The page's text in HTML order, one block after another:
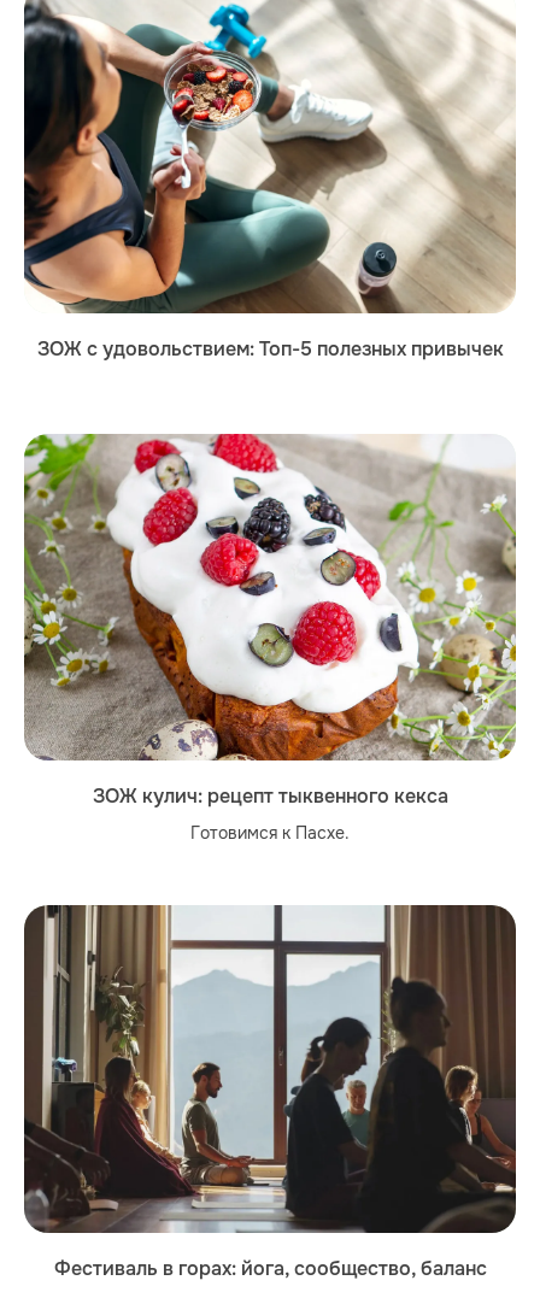
ЗОЖ с удовольствием: Топ-5 полезных привычек
ЗОЖ кулич: рецепт тыквенного кекса
Готовимся к Пасхе.
Фестиваль в горах: йога, сообщество, баланс